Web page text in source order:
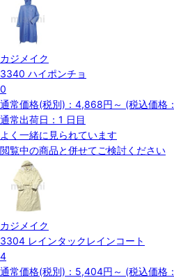
カジメイク
3340 ハイポンチョ
0
通常価格(税別)： 4,868円 ～ (税込価格：
通常出荷日：1 日目
よく一緒に見られています
閲覧中の商品と併せてご検討ください
カジメイク
3304 レインタックレインコート
4
通常価格(税別)： 5,404円 ～ (税込価格：